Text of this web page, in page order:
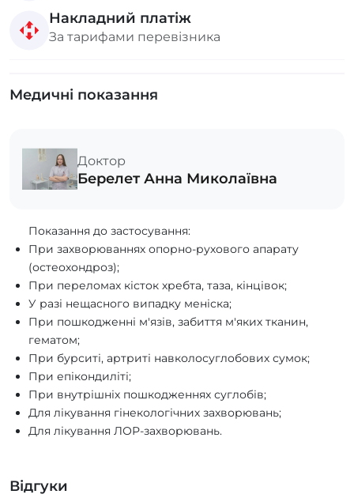
Накладний платіж
За тарифами перевізника
Медичні показання
Доктор
Берелет Анна Миколаївна
Показання до застосування:
При захворюваннях опорно-рухового апарату
(остеохондроз);
При переломах кісток хребта, таза, кінцівок;
У разі нещасного випадку меніска;
При пошкодженні м'язів, забиття м'яких тканин,
гематом;
При бурситі, артриті навколосуглобових сумок;
При епікондиліті;
При внутрішніх пошкодженнях суглобів;
Для лікування гінекологічних захворювань;
Для лікування ЛОР-захворювань.
Відгуки